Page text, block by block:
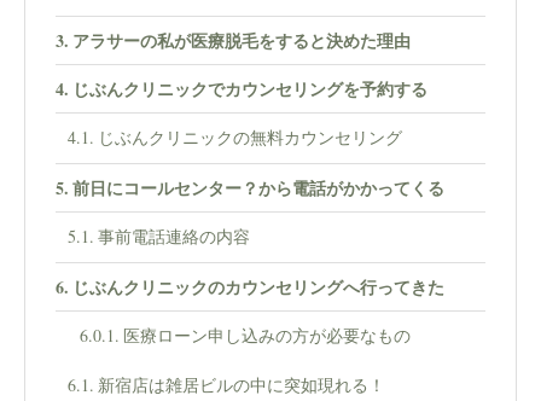
アラサーの私が医療脱毛をすると決めた理由
じぶんクリニックでカウンセリングを予約する
じぶんクリニックの無料カウンセリング
前日にコールセンター？から電話がかかってくる
事前電話連絡の内容
じぶんクリニックのカウンセリングへ行ってきた
医療ローン申し込みの方が必要なもの
新宿店は雑居ビルの中に突如現れる！